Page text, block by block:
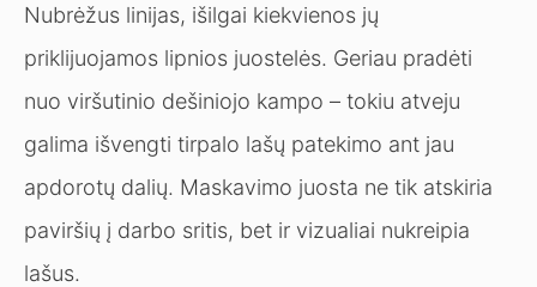
Nubrėžus linijas, išilgai kiekvienos jų
priklijuojamos lipnios juostelės. Geriau pradėti
nuo viršutinio dešiniojo kampo – tokiu atveju
galima išvengti tirpalo lašų patekimo ant jau
apdorotų dalių. Maskavimo juosta ne tik atskiria
paviršių į darbo sritis, bet ir vizualiai nukreipia
lašus.